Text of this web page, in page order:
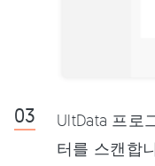
UltData 프로
터를 스캔합